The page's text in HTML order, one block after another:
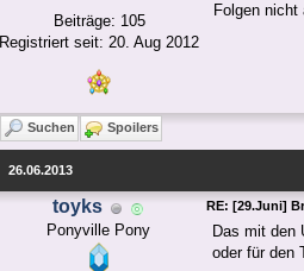
Beiträge: 105
Registriert seit: 20. Aug 2012
Folgen nicht
Suchen Spoilers
26.06.2013
toyks
Ponyville Pony
RE: [29.Juni]
Das mit den
oder für den